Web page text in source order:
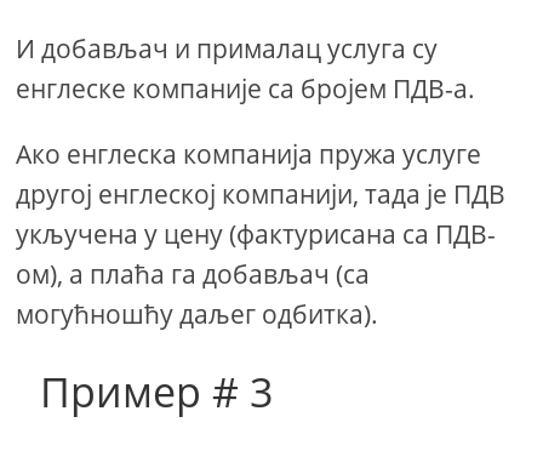
И добављач и прималац услуга су
енглеске компаније са бројем ПДВ-а.
Ако енглеска компанија пружа услуге
другој енглеској компанији, тада је ПДВ
укључена у цену (фактурисана са ПДВ-
ом), а плаћа га добављач (са
могућношћу даљег одбитка).
Пример # 3